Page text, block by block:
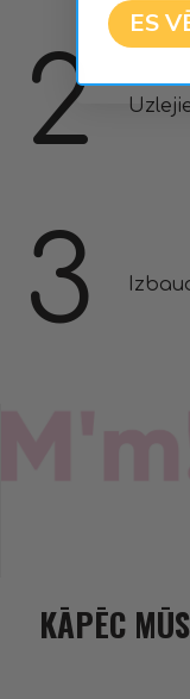
2
3
KĀPĒC
ES